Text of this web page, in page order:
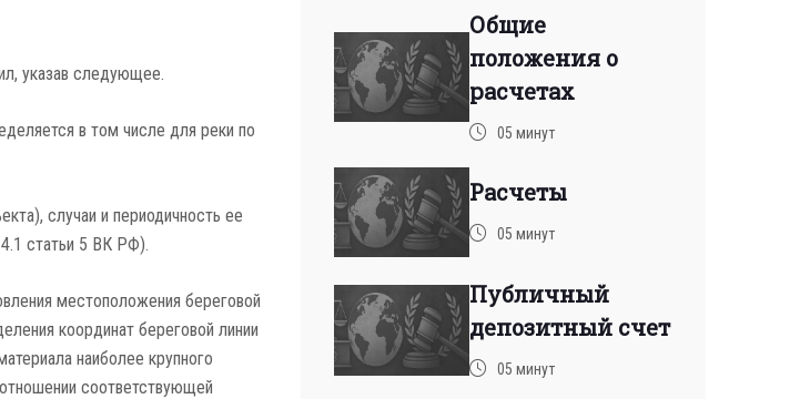
указав следующее.
в том числе для реки по
случаи и периодичность ее
статьи 5 ВК РФ).
местоположения береговой
координат береговой линии
наиболее крупного
соответствующей
Общие
положения о
расчетах
05 минут
Расчеты
05 минут
Публичный
депозитный счет
05 минут